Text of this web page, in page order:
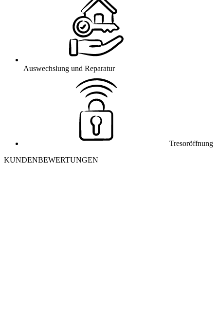
Auswechslung und Reparatur
Tresoröffnung
KUNDENBEWERTUNGEN